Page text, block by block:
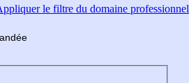
le filtre du domaine professionnel